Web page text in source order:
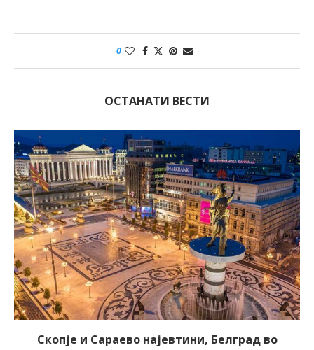
0
ОСТАНАТИ ВЕСТИ
Скопје и Сараево најевтини, Белград во